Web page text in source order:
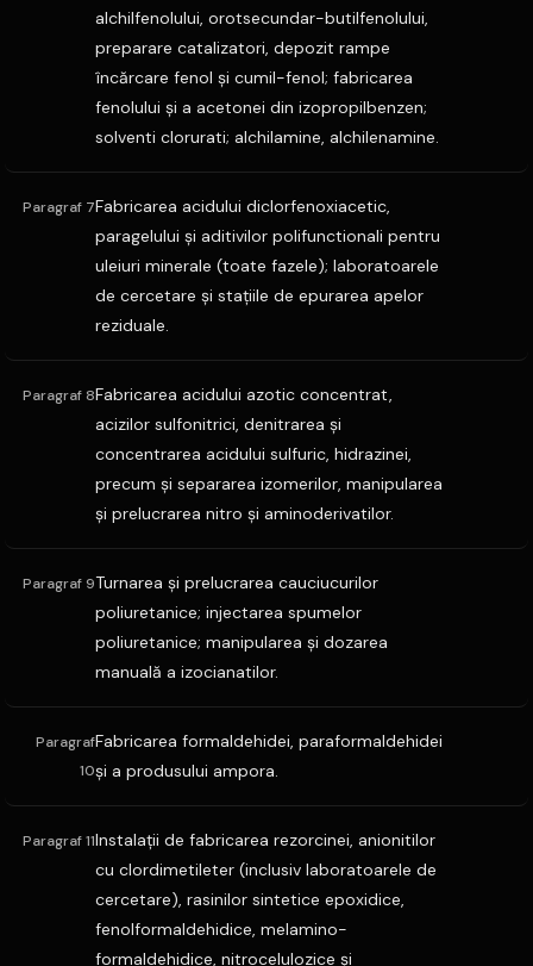
alchilfenolului, orotsecundar-butilfenolului,
preparare catalizatori, depozit rampe
încărcare fenol şi cumil-fenol; fabricarea
fenolului şi a acetonei din izopropilbenzen;
solventi clorurati; alchilamine, alchilenamine.
Paragraf 7Fabricarea acidului diclorfenoxiacetic,
paragelului şi aditivilor polifunctionali pentru
uleiuri minerale (toate fazele); laboratoarele
de cercetare şi staţiile de epurarea apelor
reziduale.
Paragraf 8Fabricarea acidului azotic concentrat,
acizilor sulfonitrici, denitrarea şi
concentrarea acidului sulfuric, hidrazinei,
precum şi separarea izomerilor, manipularea
şi prelucrarea nitro şi aminoderivatilor.
Paragraf 9Turnarea şi prelucrarea cauciucurilor
poliuretanice; injectarea spumelor
poliuretanice; manipularea şi dozarea
manuală a izocianatilor.
Paragraf
10
Fabricarea formaldehidei, paraformaldehidei
şi a produsului ampora.
Paragraf 11Instalaţii de fabricarea rezorcinei, anionitilor
cu clordimetileter (inclusiv laboratoarele de
cercetare), rasinilor sintetice epoxidice,
fenolformaldehidice, melamino-
formaldehidice, nitrocelulozice şi